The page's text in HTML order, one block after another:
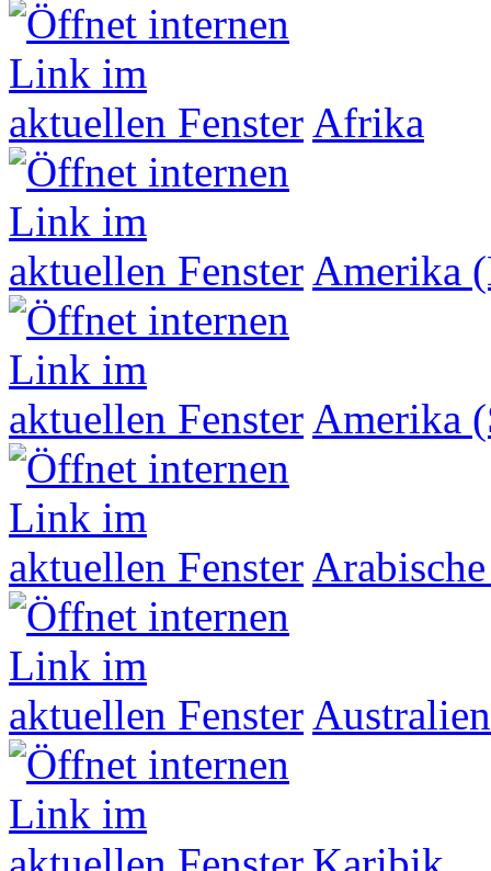
Afrika
Amerika
Amerika
Australien